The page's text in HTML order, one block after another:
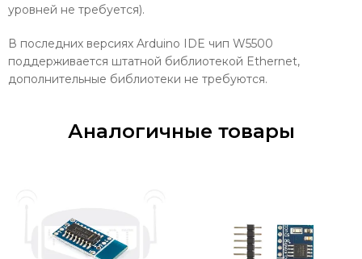
уровней не требуется).
В последних версиях Arduino IDE чип W5500
поддерживается штатной библиотекой Ethernet,
дополнительные библиотеки не требуются.
Аналогичные товары